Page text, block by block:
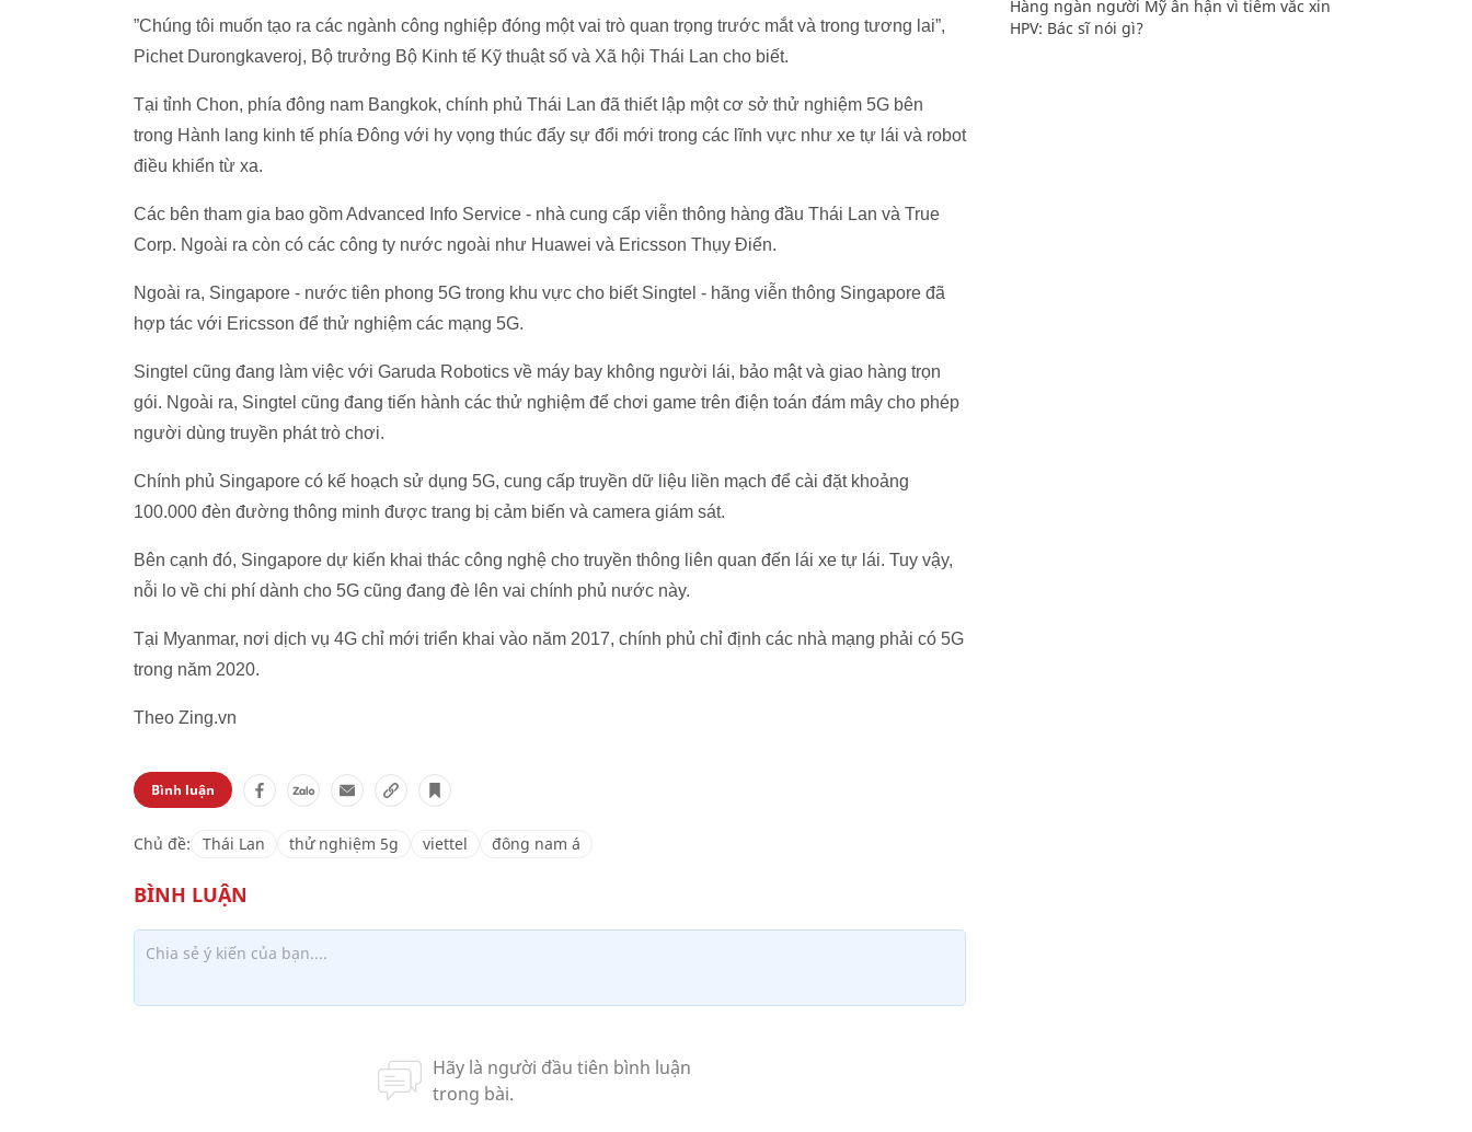
”Chúng tôi muốn tạo ra các ngành công nghiệp đóng một vai trò quan trọng trước mắt và trong tương lai”,
Pichet Durongkaveroj, Bộ trưởng Bộ Kinh tế Kỹ thuật số và Xã hội Thái Lan cho biết.
Tại tỉnh Chon, phía đông nam Bangkok, chính phủ Thái Lan đã thiết lập một cơ sở thử nghiệm 5G bên
trong Hành lang kinh tế phía Đông với hy vọng thúc đẩy sự đổi mới trong các lĩnh vực như xe tự lái và robot
điều khiển từ xa.
Các bên tham gia bao gồm Advanced Info Service - nhà cung cấp viễn thông hàng đầu Thái Lan và True
Corp. Ngoài ra còn có các công ty nước ngoài như Huawei và Ericsson Thụy Điển.
Ngoài ra, Singapore - nước tiên phong 5G trong khu vực cho biết Singtel - hãng viễn thông Singapore đã
hợp tác với Ericsson để thử nghiệm các mạng 5G.
Singtel cũng đang làm việc với Garuda Robotics về máy bay không người lái, bảo mật và giao hàng trọn
gói. Ngoài ra, Singtel cũng đang tiến hành các thử nghiệm để chơi game trên điện toán đám mây cho phép
người dùng truyền phát trò chơi.
Chính phủ Singapore có kế hoạch sử dụng 5G, cung cấp truyền dữ liệu liền mạch để cài đặt khoảng
100.000 đèn đường thông minh được trang bị cảm biến và camera giám sát.
Bên cạnh đó, Singapore dự kiến khai thác công nghệ cho truyền thông liên quan đến lái xe tự lái. Tuy vậy,
nỗi lo về chi phí dành cho 5G cũng đang đè lên vai chính phủ nước này.
Tại Myanmar, nơi dịch vụ 4G chỉ mới triển khai vào năm 2017, chính phủ chỉ định các nhà mạng phải có 5G
trong năm 2020.
Theo Zing.vn
Bình luận
Chủ đề: Thái Lan thử nghiệm 5g viettel đông nam á
Hàng ngàn người Mỹ ân hận vì tiêm vắc xin
HPV: Bác sĩ nói gì?